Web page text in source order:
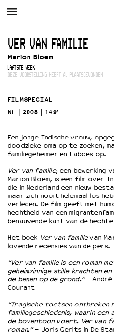
AGENDA FILM MUZIEK
Winkelmandje
Zoek
Openingstijden & contact
Bereikbaarheid
EDUCATIE
Schoolvoorstellingen
Filmprogramma’s Primair
Filmprogramma’s VO/MBO
Speciale educatieprogramma’s
OVER LANTARENVENSTER
Werken bij
Wie is wie
Historie
Partners
Huisregels
VER VAN FAMILIE
Marion Bloem
LAATSTE WEEK
DEZE VOORSTELLING HEEFT AL PLAATSGEVONDEN
FILMSPECIAL
NL
2008 149’
Een jonge Indische vrouw,
doodzieke oma op te zoeken,
familiegeheimen en taboes op.
Ver van familie, een bewerking
Marion Bloem, is een film over
die in Nederland een nieuw
maar zich nooit helemaal los
verleden. De film geeft met
hechtheid van een
benauwende kant van de
Het boek Ver van familievan
lovende recensies van de pers.
“Ver van familie is een roman
geheimzinnige stille krachten
de benen op de grond.”– André
Courant
“Tragische toetsen ontbreken
familiegeschiedenis, waarin
de boventoon voert. Ver van
roman.”– Joris Gerits in De